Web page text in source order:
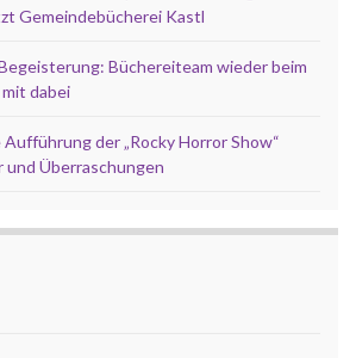
Gemeindebücherei Kastl
Büchereiteam wieder beim
dabei
der „Rocky Horror Show“
und Überraschungen